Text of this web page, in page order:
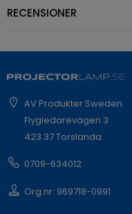
RECENSIONER
AV Produkter Sweden
Flygledarevägen 3
423 37 Torslanda
0709-634012
Org.nr: 969718-0991